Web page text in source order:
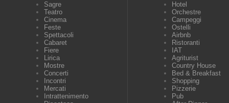
Sagre
Teatro
Cinema
Feste
Spettacoli
Cabaret
Fiere
Lirica
Mostre
Concerti
Incontri
Mercati
Intrattenimento
Hotel
Orchestre
Campeggi
Ostelli
Airbnb
Ristoranti
IAT
Agriturist
Country House
Bed & Breakfast
Shopping
Pizzerie
Pub